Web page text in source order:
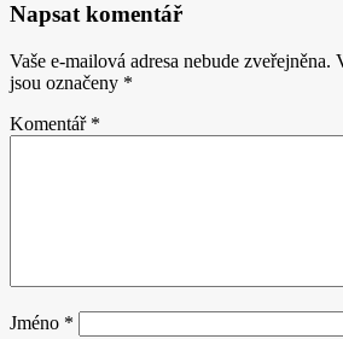
Napsat komentář
Vaše e-mailová adresa nebude zveřejněna.
jsou označeny *
Komentář *
Jméno *